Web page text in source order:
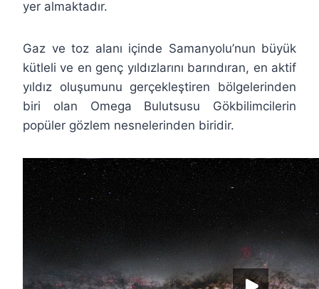
yer almaktadır.
Gaz ve toz alanı içinde Samanyolu’nun büyük
kütleli ve en genç yıldızlarını barındıran, en aktif
yıldız oluşumunu gerçekleştiren bölgelerinden
biri olan Omega Bulutsusu Gökbilimcilerin
popüler gözlem nesnelerinden biridir.